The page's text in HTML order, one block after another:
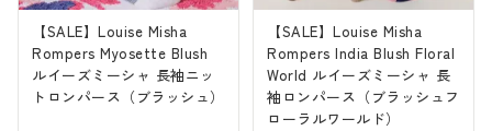
【SALE】Louise Misha
Rompers Myosette Blush
ルイーズミーシャ 長袖ニッ
トロンパース（ブラッシュ）
【SALE】Louise Misha
Rompers India Blush Floral
World ルイーズミーシャ 長
袖ロンパース（ブラッシュフ
ローラルワールド）